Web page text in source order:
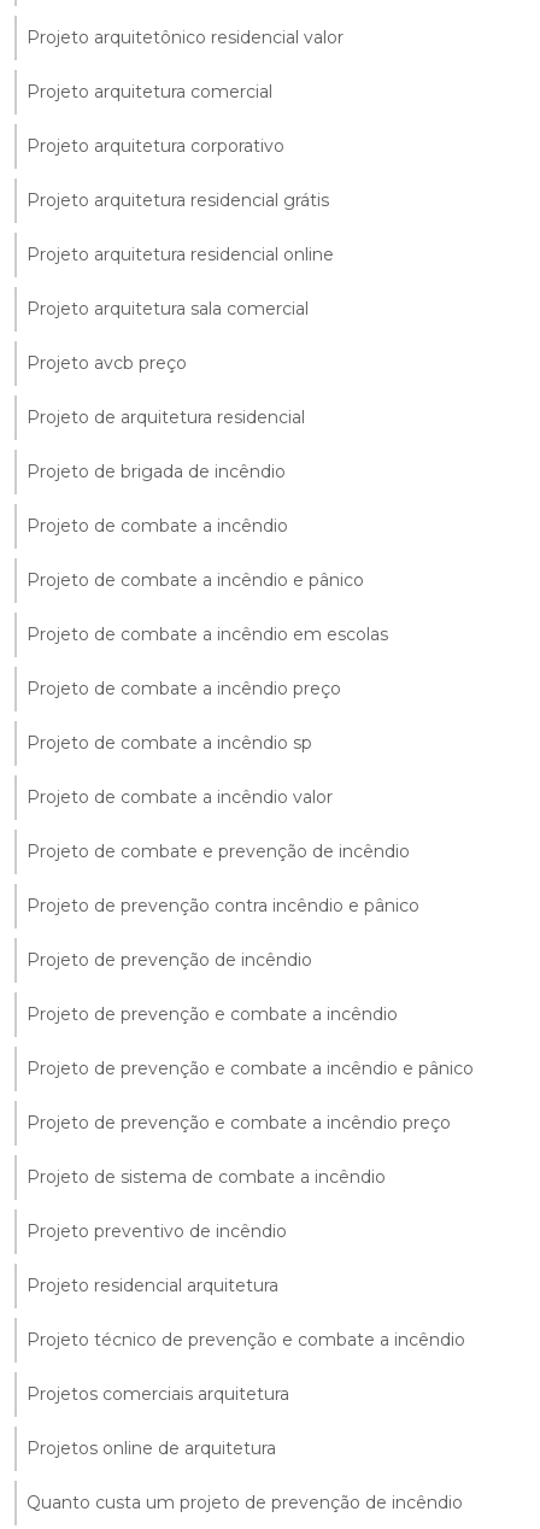
Projeto arquitetônico residencial valor
Projeto arquitetura comercial
Projeto arquitetura corporativo
Projeto arquitetura residencial grátis
Projeto arquitetura residencial online
Projeto arquitetura sala comercial
Projeto avcb preço
Projeto de arquitetura residencial
Projeto de brigada de incêndio
Projeto de combate a incêndio
Projeto de combate a incêndio e pânico
Projeto de combate a incêndio em escolas
Projeto de combate a incêndio preço
Projeto de combate a incêndio sp
Projeto de combate a incêndio valor
Projeto de combate e prevenção de incêndio
Projeto de prevenção contra incêndio e pânico
Projeto de prevenção de incêndio
Projeto de prevenção e combate a incêndio
Projeto de prevenção e combate a incêndio e pânico
Projeto de prevenção e combate a incêndio preço
Projeto de sistema de combate a incêndio
Projeto preventivo de incêndio
Projeto residencial arquitetura
Projeto técnico de prevenção e combate a incêndio
Projetos comerciais arquitetura
Projetos online de arquitetura
Quanto custa um projeto de prevenção de incêndio